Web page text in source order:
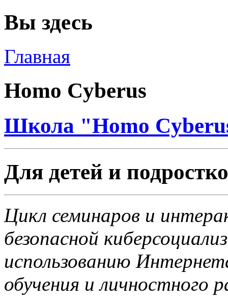
Вы здесь
Главная
Homo Cyberus
Школа "Homo
Для детей и
Цикл семинаров и
безопасной
использованию
обучения и личностного